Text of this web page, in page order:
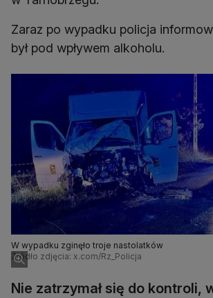
Zaraz po wypadku policja
był pod wpływem alkoholu.
W wypadku zginęło troje nastolatków
Źródło zdjęcia: x.com/Rz_Policja
Nie zatrzymał się do kontroli,